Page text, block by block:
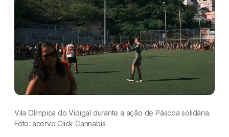
Vila Olímpica do Vidigal durante a ação de Páscoa solidária.
Foto: acervo Click Cannabis